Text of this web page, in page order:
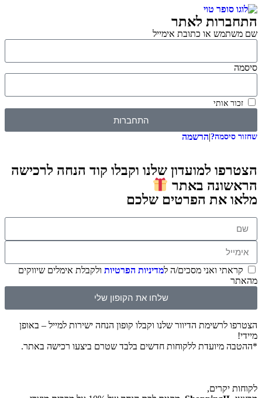
התחברות לאתר
שם משתמש או כתובת אימייל
סיסמה
זכור אותי
התחברות
שחזור סיסמה?|הרשמה
הצטרפו למועדון שלנו וקבלו קוד הנחה לרכישה
הראשונה באתר
מלאו את הפרטים שלכם
קראתי ואני מסכים/ה למדיניות הפרטיות ולקבלת אימלים שיווקים
מהאתר
שלחו את הקופון שלי
הצטרפו לרשימת הדיוור שלנו וקבלו קופון הנחה ישירות למייל – באופן
מיידי!
*ההטבה מיועדת ללקוחות חדשים בלבד שטרם ביצעו רכישה באתר.
לקוחות יקרים,